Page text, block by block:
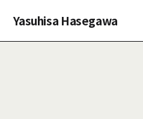
Yasuhisa Hasegawa